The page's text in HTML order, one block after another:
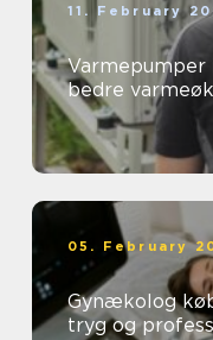
11. February
Varmepumper
bedre
05. February
Gynækolog københavn
tryg og